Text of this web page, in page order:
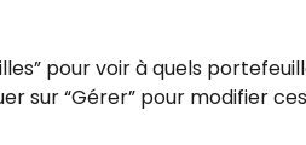
pour voir à quels
sur “Gérer” pour modifier ces